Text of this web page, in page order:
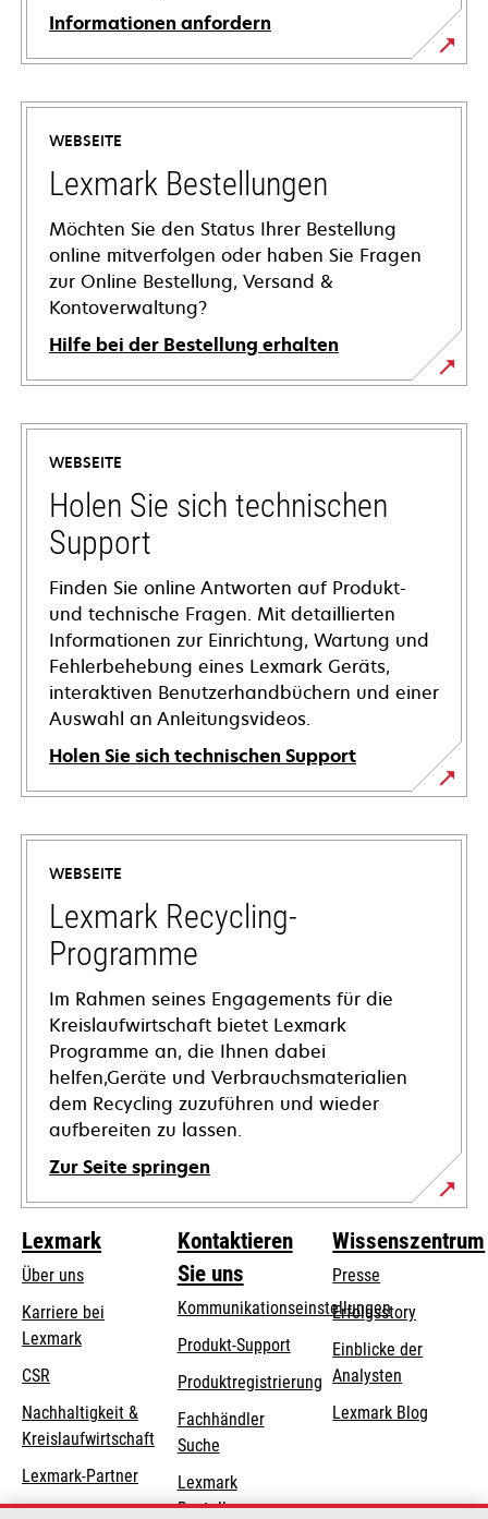
Informationen anfordern
WEBSEITE
Lexmark Bestellungen
Möchten Sie den Status Ihrer Bestellung
online mitverfolgen oder haben Sie Fragen
zur Online Bestellung, Versand &
Kontoverwaltung?
Hilfe bei der Bestellung erhalten
WEBSEITE
Holen Sie sich technischen
Support
Finden Sie online Antworten auf Produkt-
und technische Fragen. Mit detaillierten
Informationen zur Einrichtung, Wartung und
Fehlerbehebung eines Lexmark Geräts,
interaktiven Benutzerhandbüchern und einer
Auswahl an Anleitungsvideos.
Holen Sie sich technischen Support
wird
in
neuen
Registerkarte
geöffnet
WEBSEITE
Lexmark Recycling-
Programme
Im Rahmen seines Engagements für die
Kreislaufwirtschaft bietet Lexmark
Programme an, die Ihnen dabei
helfen,Geräte und Verbrauchsmaterialien
dem Recycling zuzuführen und wieder
aufbereiten zu lassen.
Zur Seite springen
Lexmark
Über uns
Karriere bei
Lexmark
CSR
Nachhaltigkeit &
Kreislaufwirtschaft
Lexmark-Partner
Kontaktieren
Sie uns
Kommunikationseinstellungen
wird
in
einer
neuen
Registerkarte
geöffnet
Produkt-Supportwird
einer
neuen
Produktregistrierung
Fachhändler
Suche
Lexmark
Bestellungen
Wissenszentrum
Presse
Erfolgsstory
Einblicke der
Analysten
Lexmark Blog